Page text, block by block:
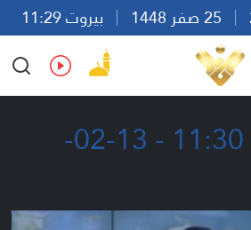
بيروت 11:29
Ar
En Fr Es
نشرة أخبار 11:30 - 13-02-